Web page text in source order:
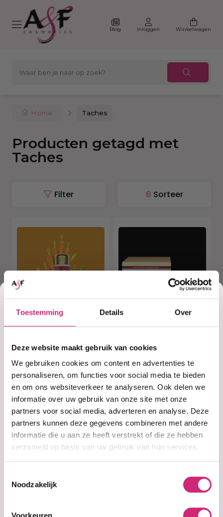
Toestemming Details Over
Deze website maakt gebruik van cookies
We gebruiken cookies om content en advertenties te
personaliseren, om functies voor social media te bieden
en om ons websiteverkeer te analyseren. Ook delen we
informatie over uw gebruik van onze site met onze
partners voor social media, adverteren en analyse. Deze
partners kunnen deze gegevens combineren met andere
informatie die u aan ze heeft verstrekt of die ze hebben
verzameld op basis van uw gebruik van hun services.
Noodzakelijk
Voorkeuren
Blog Inloggen Winkelwagen
Home Taches
Producten getagd met
Taches
Filter Sorteer
HT26 - Action-
Lotion (500ml)
€40,90
HT26 - Intensive
Cream Action-
taches (50ml)
€28,20
Korting
op je
eerste
bestelling